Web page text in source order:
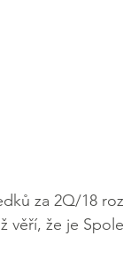
za 2Q/18
věří, že je